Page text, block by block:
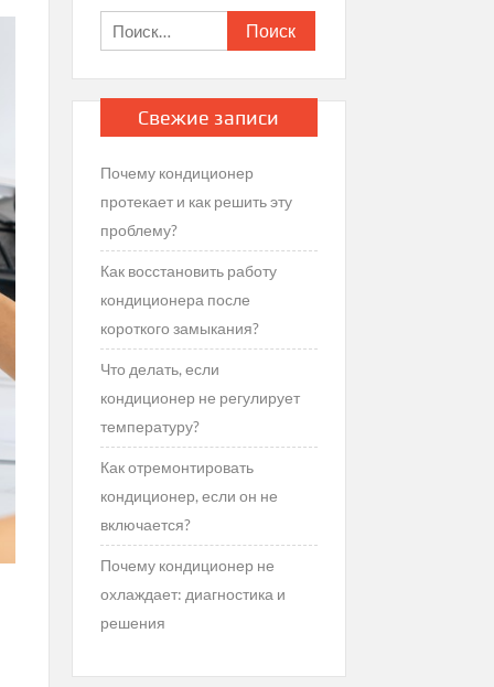
Найти:
Свежие записи
Почему кондиционер
протекает и как решить эту
проблему?
Как восстановить работу
кондиционера после
короткого замыкания?
Что делать, если
кондиционер не регулирует
температуру?
Как отремонтировать
кондиционер, если он не
включается?
Почему кондиционер не
охлаждает: диагностика и
решения